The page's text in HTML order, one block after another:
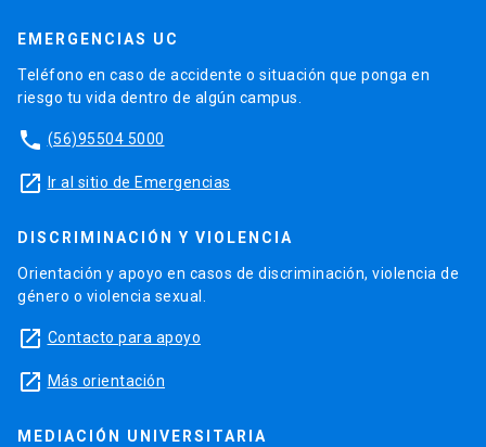
EMERGENCIAS UC
Teléfono en caso de accidente o situación que ponga en
riesgo tu vida dentro de algún campus.
phone (56)95504 5000
launch Ir al sitio de Emergencias
DISCRIMINACIÓN Y VIOLENCIA
Orientación y apoyo en casos de discriminación, violencia de
género o violencia sexual.
launch Contacto para apoyo
launch Más orientación
MEDIACIÓN UNIVERSITARIA